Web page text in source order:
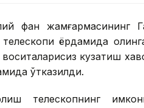
фан жамғармасининг
ёрдамида
кузатиш
ўтказилди.
телескопнинг